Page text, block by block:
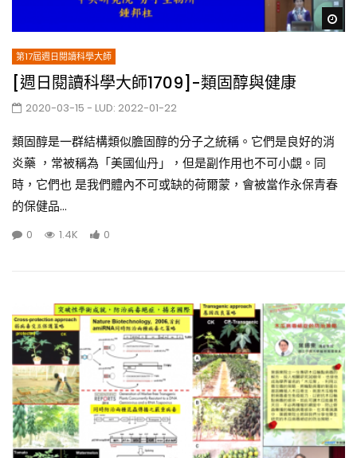
第17屆週日閱讀科學大師
[週日閱讀科學大師1709]-類固醇與健康
2020-03-15 - LUD: 2022-01-22
類固醇是一群結構類似膽固醇的分子之統稱。它們是良好的消
炎藥 ，常被稱為「美國仙丹」，但是副作用也不可小覷。同
時，它們也 是我們體內不可或缺的荷爾蒙，會被當作永保青春
的保健品...
0 1.4K 0